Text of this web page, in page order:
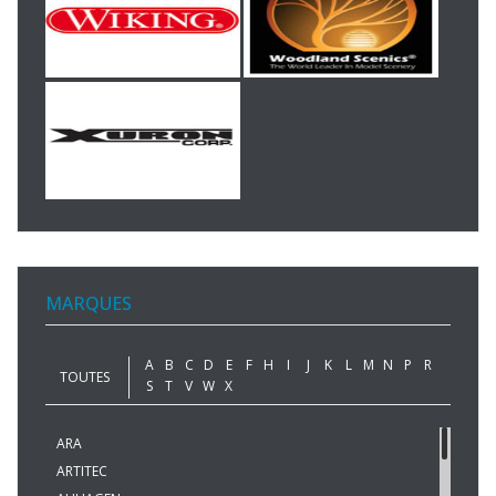
MARQUES
TOUTES
A B C D E F H I J K L M N P
R
S
T V W X
ARA
ARTITEC